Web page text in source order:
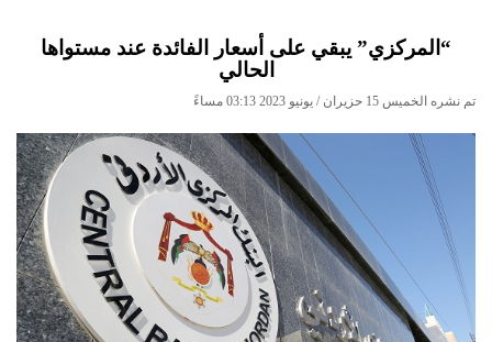
“المركزي” يبقي على أسعار الفائدة عند مستواها
الحالي
تم نشره الخميس 15 حزيران / يونيو 2023 03:13 مساءً